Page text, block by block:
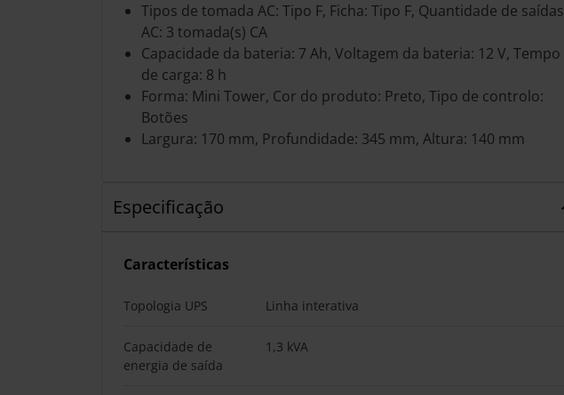
Tipos de tomada AC: Tipo F, Ficha: Tipo F, Quantidade de saídas
AC: 3 tomada(s) CA
Capacidade da bateria: 7 Ah, Voltagem da bateria: 12 V, Tempo
de carga: 8 h
Forma: Mini Tower, Cor do produto: Preto, Tipo de controlo:
Botões
Largura: 170 mm, Profundidade: 345 mm, Altura: 140 mm
Especificação
Características
Topologia UPS Linha interativa
Capacidade de
energia de saída
1,3 kVA